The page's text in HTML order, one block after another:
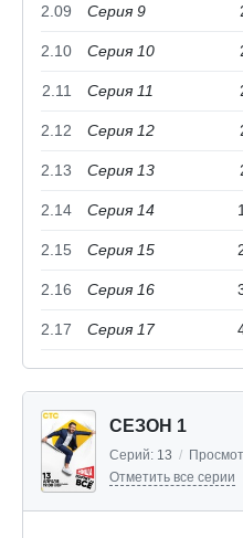
2.09 Серия 9
2.10 Серия 10
2.11 Серия 11
2.12 Серия 12
2.13 Серия 13
2.14 Серия 14
2.15 Серия 15
2.16 Серия 16
2.17 Серия 17
СЕЗОН 1
Серий: 13 /
Отметить все серии